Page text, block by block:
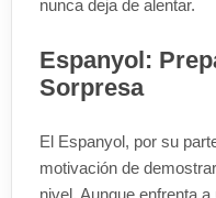
nunca deja de alentar.
Espanyol:
Sorpresa
El Espanyol, por su
motivación de
nivel. Aunque enfrenta